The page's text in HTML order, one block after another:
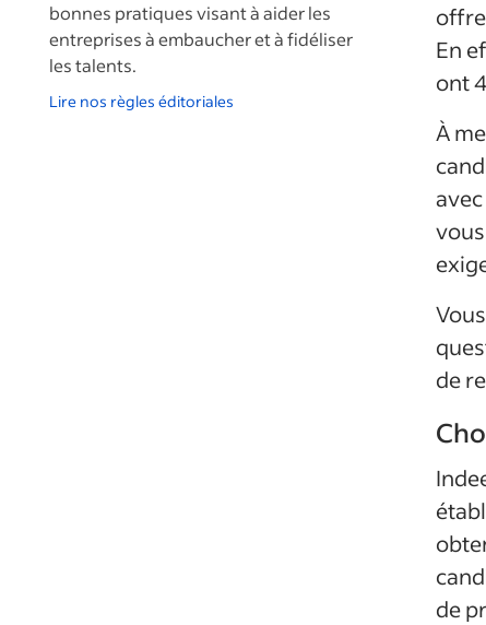
bonnes pratiques visant à aider les
entreprises à embaucher et à fidéliser
les talents.
Lire nos règles éditoriales
En
ont
À
de
de